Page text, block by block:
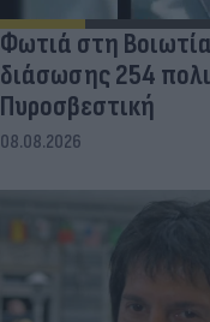
Φωτιά στη
διάσωσης 254
Πυροσβεστική
08.08.2026